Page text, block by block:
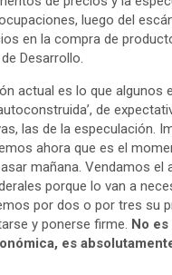
luego del
en la compra de
Desarrollo.
actual es lo que algunos
de
las de la especulación.
ahora que es el
mañana. Vendamos el
porque lo van a
por dos o por tres su
y ponerse firme. No
es